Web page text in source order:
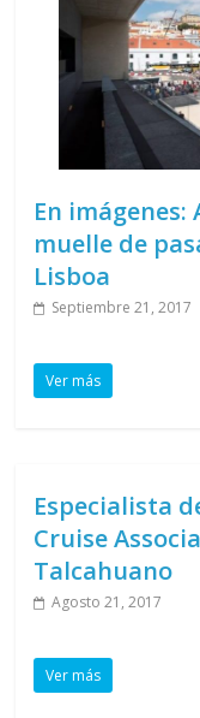
En
muelle de
Lisboa
Septiembre 21, 2017
Ver más
Especialista
Cruise
Talcahuano
Agosto 21, 2017
Ver más